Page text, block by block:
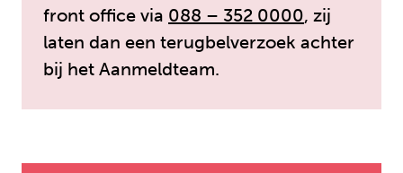
front office via 088 – 352 0000, zij
laten dan een terugbelverzoek achter
bij het Aanmeldteam.